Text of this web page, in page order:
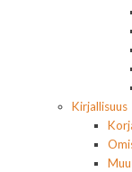
Kirjallisuus